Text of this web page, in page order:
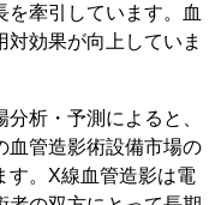
を牽引しています。血
効果が向上していま
析・予測によると、
血管造影術設備市場の
す。X線血管造影は電